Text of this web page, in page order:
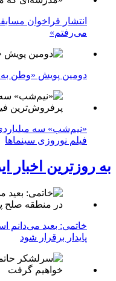
انتشار فراخوان
می‌رفتم»
دومین پویش «وطن
«نیم‌شب» سه
فیلم نوروزی سینماها
به روزترین اخبار
خاتمی: بعید می‌دانم
پایدار برقرار شود